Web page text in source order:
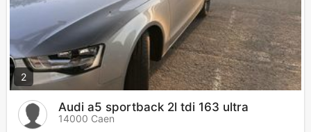
2
Audi a5 sportback 2l tdi 163 ultra
14000 Caen